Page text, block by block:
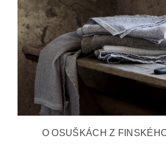
O OSUŠKÁCH Z